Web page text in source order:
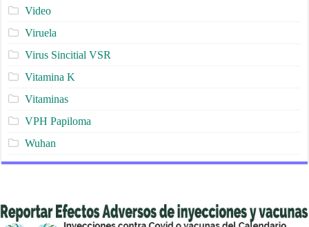
Video
Viruela
Virus Sincitial VSR
Vitamina K
Vitaminas
VPH Papiloma
Wuhan